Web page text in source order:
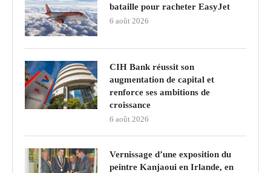
bataille pour racheter EasyJet
6 août 2026
CIH Bank réussit son
augmentation de capital et
renforce ses ambitions de
croissance
6 août 2026
Vernissage d’une exposition du
peintre Kanjaoui en Irlande, en